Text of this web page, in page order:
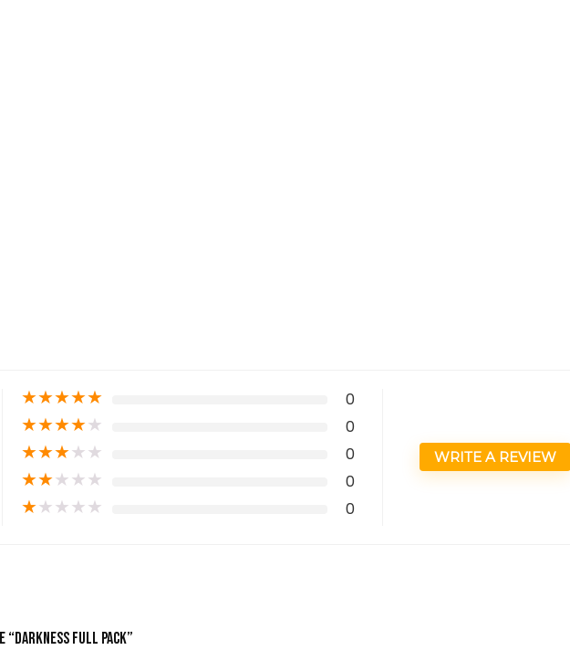
★★★★★ 0
★★★★★ 0
★★★★★ 0
★★★★★ 0
★★★★★ 0
WRITE A REVIEW
FULL PACK”